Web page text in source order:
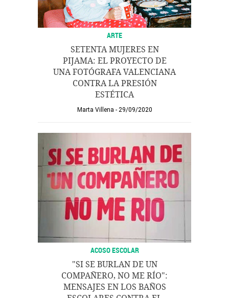
ARTE
SETENTA MUJERES EN
PIJAMA: EL PROYECTO DE
UNA FOTÓGRAFA VALENCIANA
CONTRA LA PRESIÓN
ESTÉTICA
Marta Villena 29/09/2020
ACOSO ESCOLAR
"SI SE BURLAN DE UN
COMPAÑERO, NO ME RÍO":
MENSAJES EN LOS BAÑOS